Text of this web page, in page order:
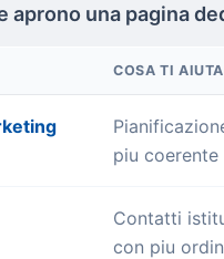
aprono una pagina
COSA TI
piu coerente
Contatti
con piu